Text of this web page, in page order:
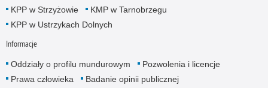
KPP w Strzyżowie
KMP w Tarnobrzegu
KPP w Ustrzykach Dolnych
Informacje
Oddziały o profilu mundurowym
Pozwolenia i licencje
Prawa człowieka
Badanie opinii publicznej